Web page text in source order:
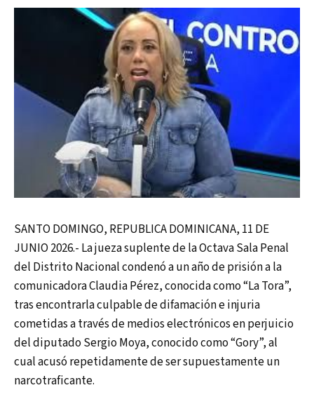
SANTO DOMINGO, REPUBLICA DOMINICANA, 11 DE
JUNIO 2026.- La jueza suplente de la Octava Sala Penal
del Distrito Nacional condenó a un año de prisión a la
comunicadora Claudia Pérez, conocida como “La Tora”,
tras encontrarla culpable de difamación e injuria
cometidas a través de medios electrónicos en perjuicio
del diputado Sergio Moya, conocido como “Gory”, al
cual acusó repetidamente de ser supuestamente un
narcotraficante.